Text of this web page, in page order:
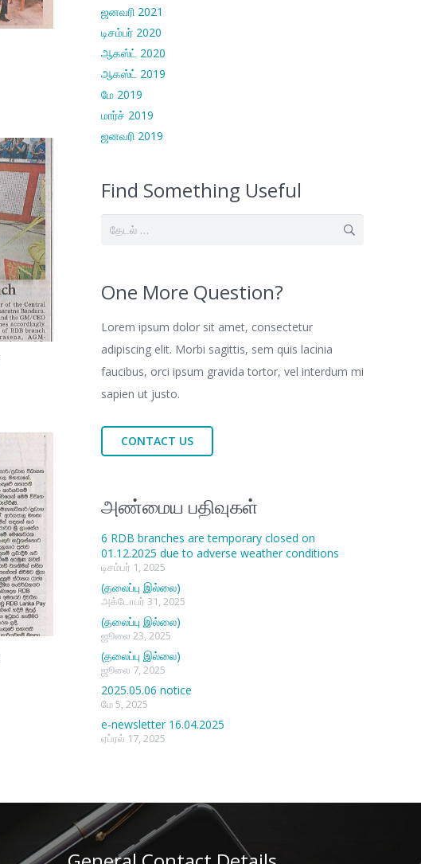
ஜனவரி 2021
டிசம்பர் 2020
ஆகஸ்ட் 2020
ஆகஸ்ட் 2019
மே 2019
மார்ச் 2019
ஜனவரி 2019
Find Something Useful
இதற்காகத்
One More Question?
Lorem ipsum dolor sit amet, consectetur
adipiscing elit. Morbi sagittis, sem quis lacinia
faucibus, orci ipsum gravida tortor, vel interdum mi
sapien ut justo.
CONTACT US
அண்மைய பதிவுகள்
6 RDB branches are temporary closed on
01.12.2025 due to adverse weather conditions
டிசம்பர் 1, 2025
(தலைப்பு இல்லை)
அக்டோபர் 31, 2025
(தலைப்பு இல்லை)
ஜூலை 23, 2025
(தலைப்பு இல்லை)
ஜூலை 7, 2025
2025.05.06 notice
மே 5, 2025
e-newsletter 16.04.2025
ஏப்ரல் 17, 2025